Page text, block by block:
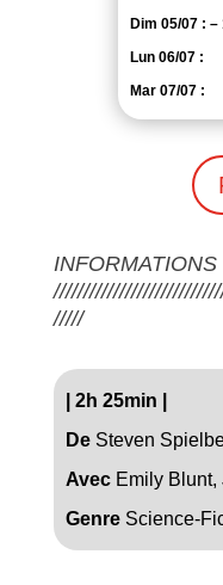
Dim 05/07 : –
Lun 06/07 :
Mar 07/07 :
INFORMATIONS
/////
2h 25min
DeSteven
AvecEmily Blunt,
GenreScience-